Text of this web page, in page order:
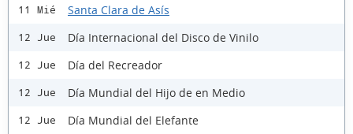
11 Mié Santa Clara de Asís
12 Jue Día Internacional del Disco de Vinilo
12 Jue Día del Recreador
12 Jue Día Mundial del Hijo de en Medio
12 Jue Día Mundial del Elefante